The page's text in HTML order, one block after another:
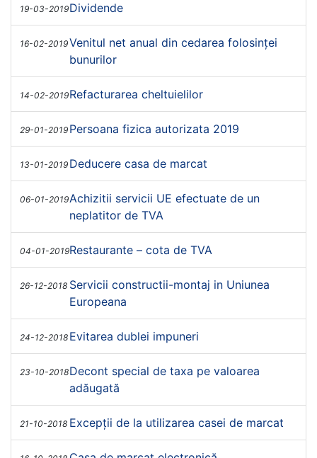
19-03-2019Dividende
16-02-2019Venitul net anual din cedarea folosinței
bunurilor
14-02-2019Refacturarea cheltuielilor
29-01-2019 Persoana fizica autorizata 2019
13-01-2019 Deducere casa de marcat
06-01-2019Achizitii servicii UE efectuate de un
neplatitor de TVA
04-01-2019Restaurante – cota de TVA
26-12-2018 Servicii constructii-montaj in Uniunea
Europeana
24-12-2018 Evitarea dublei impuneri
23-10-2018Decont special de taxa pe valoarea
adăugată
21-10-2018 Excepții de la utilizarea casei de marcat